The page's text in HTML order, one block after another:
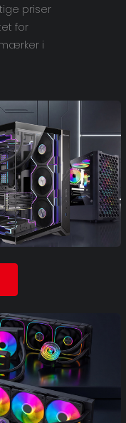
priser
for
i